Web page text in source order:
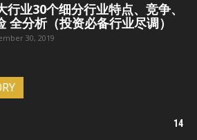
行业30个细分行业特点、竞争、
全分析（投资必备行业尽调）
30, 2019
14